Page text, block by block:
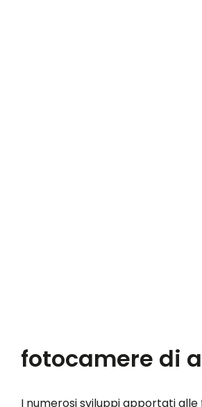
fotocamere di
I numerosi sviluppi apportati